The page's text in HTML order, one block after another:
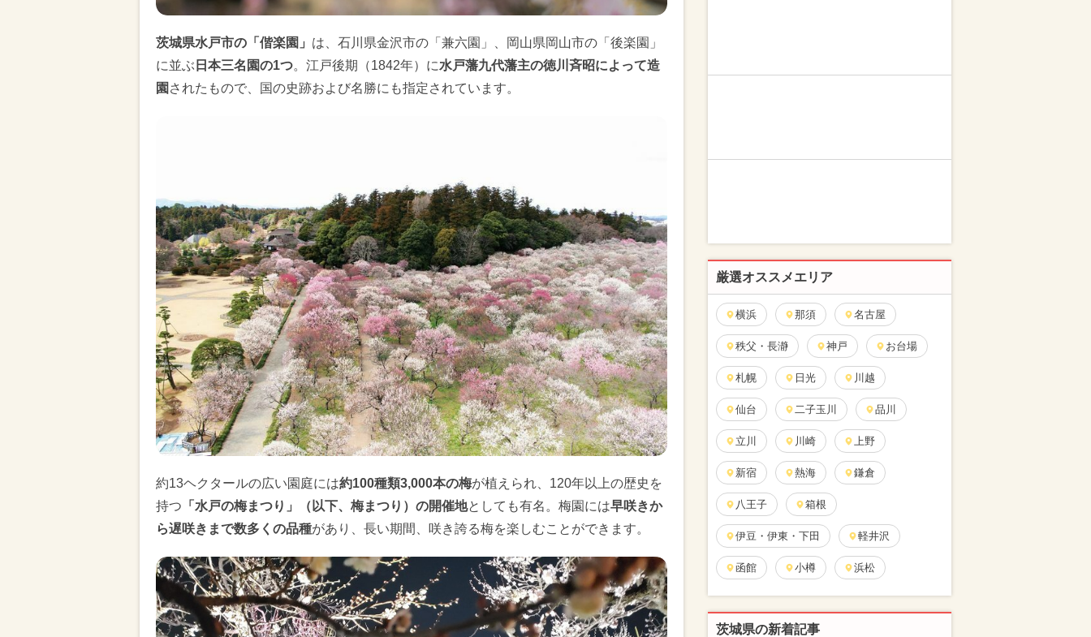
茨城県水戸市の「偕楽園」 は、石川県金沢市の「兼六園」、岡山県岡山市の「後楽園」
に並ぶ 日本三名園の1つ。江戸後期（1842年）に水戸藩九代藩主の徳川斉昭によって造
園 されたもので、国の史跡および名勝にも指定されています。
約13ヘクタールの広い園庭には約100種類3,000本の梅が植えられ、120年以上の歴史を
持つ 「水戸の梅まつり」（以下、梅まつり）の開催地としても有名。梅園には早咲きか
ら遅咲きまで数多くの品種があり、長い期間、咲き誇る梅を楽しむことができます。
厳選オススメエリア
横浜 那須 名古屋
秩父・長瀞 神戸 お台場
札幌 日光 川越
仙台 二子玉川 品川
立川 川崎 上野
新宿 熱海 鎌倉
八王子 箱根
伊豆・伊東・下田 軽井沢
函館 小樽 浜松
茨城県の新着記事